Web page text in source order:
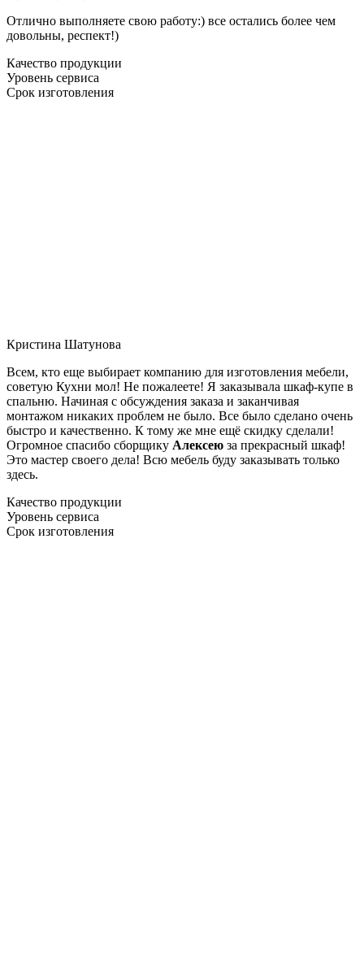
Отлично выполняете свою работу:) все остались более чем
довольны, респект!)
Качество продукции
Уровень сервиса
Срок изготовления
Кристина Шатунова
Всем, кто еще выбирает компанию для изготовления мебели,
советую Кухни мол! Не пожалеете! Я заказывала шкаф-купе в
спальню. Начиная с обсуждения заказа и заканчивая
монтажом никаких проблем не было. Все было сделано очень
быстро и качественно. К тому же мне ещё скидку сделали!
Огромное спасибо сборщику Алексею за прекрасный шкаф!
Это мастер своего дела! Всю мебель буду заказывать только
здесь.
Качество продукции
Уровень сервиса
Срок изготовления